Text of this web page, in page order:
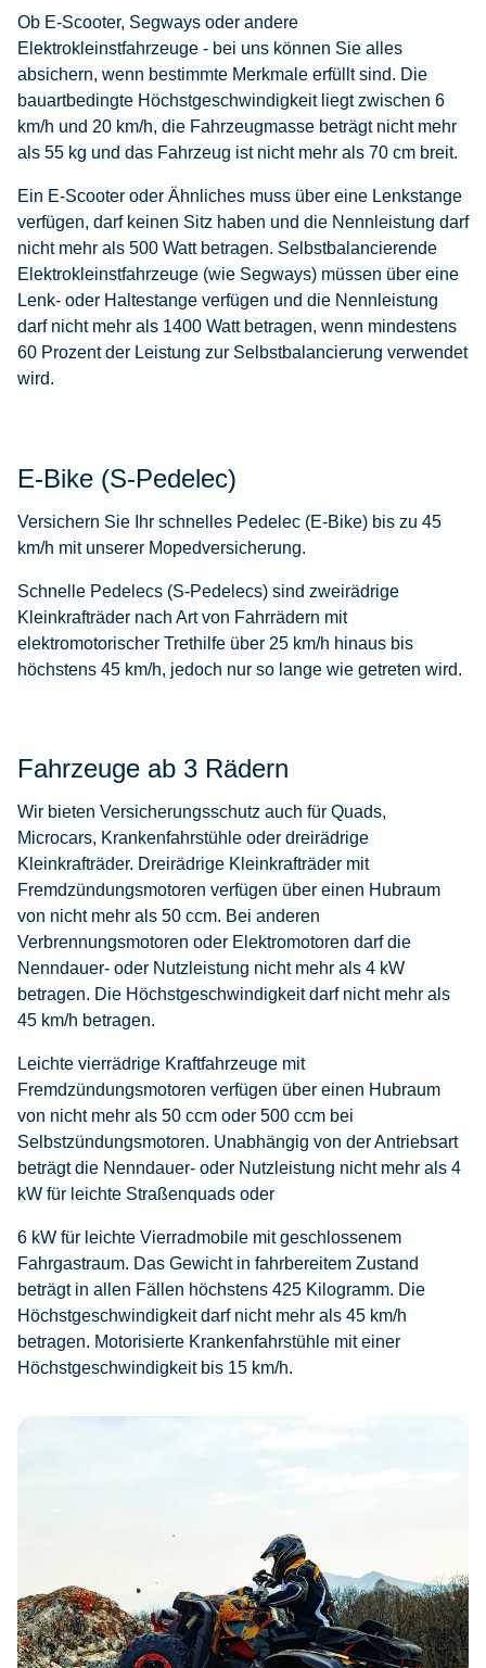
Ob E-Scooter, Segways oder andere
Elektrokleinstfahrzeuge - bei uns können Sie alles
absichern, wenn bestimmte Merkmale erfüllt sind. Die
bauartbedingte Höchstgeschwindigkeit liegt zwischen 6
km/h und 20 km/h, die Fahrzeugmasse beträgt nicht mehr
als 55 kg und das Fahrzeug ist nicht mehr als 70 cm breit.
Ein E-Scooter oder Ähnliches muss über eine Lenkstange
verfügen, darf keinen Sitz haben und die Nennleistung darf
nicht mehr als 500 Watt betragen. Selbstbalancierende
Elektrokleinstfahrzeuge (wie Segways) müssen über eine
Lenk- oder Haltestange verfügen und die Nennleistung
darf nicht mehr als 1400 Watt betragen, wenn mindestens
60 Prozent der Leistung zur Selbstbalancierung verwendet
wird.
E-Bike (S-Pedelec)
Versichern Sie Ihr schnelles Pedelec (E-Bike) bis zu 45
km/h mit unserer Mopedversicherung.
Schnelle Pedelecs (S-Pedelecs) sind zweirädrige
Kleinkrafträder nach Art von Fahrrädern mit
elektromotorischer Trethilfe über 25 km/h hinaus bis
höchstens 45 km/h, jedoch nur so lange wie getreten wird.
Fahrzeuge ab 3 Rädern
Wir bieten Versicherungsschutz auch für Quads,
Microcars, Krankenfahrstühle oder dreirädrige
Kleinkrafträder. Dreirädrige Kleinkrafträder mit
Fremdzündungsmotoren verfügen über einen Hubraum
von nicht mehr als 50 ccm. Bei anderen
Verbrennungsmotoren oder Elektromotoren darf die
Nenndauer- oder Nutzleistung nicht mehr als 4 kW
betragen. Die Höchstgeschwindigkeit darf nicht mehr als
45 km/h betragen.
Leichte vierrädrige Kraftfahrzeuge mit
Fremdzündungsmotoren verfügen über einen Hubraum
von nicht mehr als 50 ccm oder 500 ccm bei
Selbstzündungsmotoren. Unabhängig von der Antriebsart
beträgt die Nenndauer- oder Nutzleistung nicht mehr als 4
kW für leichte Straßenquads oder
6 kW für leichte Vierradmobile mit geschlossenem
Fahrgastraum. Das Gewicht in fahrbereitem Zustand
beträgt in allen Fällen höchstens 425 Kilogramm. Die
Höchstgeschwindigkeit darf nicht mehr als 45 km/h
betragen. Motorisierte Krankenfahrstühle mit einer
Höchstgeschwindigkeit bis 15 km/h.